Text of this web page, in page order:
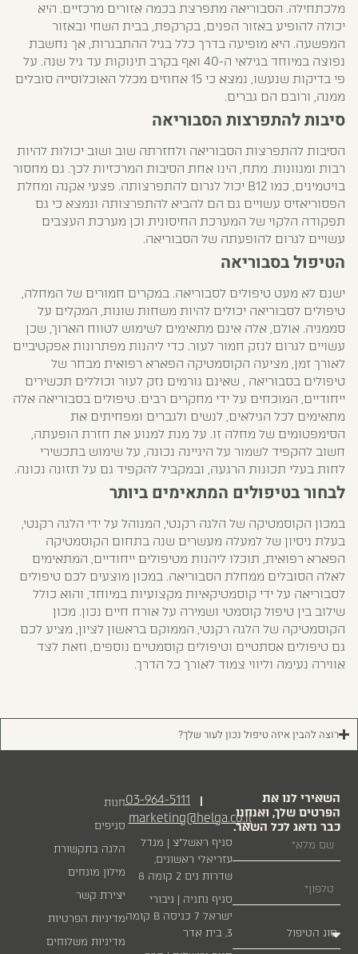
מלכתחילה. הסבוריאה מתפרצת בכמה אזורים מרכזיים. היא
יכולה להופיע באזור הפנים, בקרקפת, בבית השחי ובאזור
המפשעה. היא מופיעה בדרך כלל בגיל ההתבגרות, אך נחשבת
נפוצה במיוחד בגילאי ה-40 ואף בקרב תינוקות עד גיל שנה. על
פי בדיקות שנעשו, נמצא כי 15 אחוזים מכלל האוכלוסייה סובלים
ממנה, ורובם הם גברים.
סיבות להתפרצות הסבוריאה
הסיבות להתפרצות הסבוריאה ולחזרתה שוב ושוב יכולות להיות
רבות ומגוונות. מתח, הינו אחת הסיבות המרכזיות לכך. גם מחסור
בויטמינים, כמו B12 יכול לגרום להתפרצותה. פצעי אקנה ומחלת
הפסוריאזיס עשויים גם הם להביא להתפרצותה ונמצא כי גם
תפקודה הלקוי של המערכת החיסונית וכן מערכת העצבים
עשויים לגרום להופעתה של הסבוריאה.
הטיפול בסבוריאה
ישנם לא מעט טיפולים לסבוריאה. במקרים חמורים של המחלה,
טיפולים לסבוריאה יכולים להיות משחות שונות, המקלים על
סממניה. אולם, אלה אינם מתאימים לשימוש לטווח הארוך, שכן
עשויים לגרום לנזק חמור לעור. כדי ליהנות מפתרונות אפקטיביים
לאורך זמן, מציעה הקוסמטיקה הפארא רפואית מבחר של
טיפולים בסבוריאה , שאינם גורמים נזק לעור וכוללים תכשירים
ייחודיים, המוכחים על ידי מחקרים רבים. טיפולים בסבוריאה אלה
מתאימים לכל הגילאים, לנשים ולגברים ומפחיתים את
הסימפטומים של מחלה זו. על מנת למנוע את חזרת הופעתה,
חשוב להקפיד לשמור על היגיינה נכונה, על שימוש בתכשירי
לחות בעלי תכונות הרגעה, ובמקביל להקפיד גם על תזונה נכונה.
לבחור בטיפולים המתאימים ביותר
במכון הקוסמטיקה של הלגה רקנטי, המנוהל על ידי הלגה רקנטי,
בעלת ניסיון של למעלה מעשרים שנה בתחום הקוסמטיקה
הפארא רפואית, תוכלו ליהנות מטיפולים ייחודיים, המתאימים
לאלה הסובלים ממחלת הסבוריאה. במכון מוצעים לכם טיפולים
לסבוריאה על ידי קוסמטיקאיות מקצועיות במיוחד, והוא כולל
שילוב בין טיפול קוסמטי ושמירה על אורח חיים נכון. מכון
הקוסמטיקה של הלגה רקנטי, הממוקם בראשון לציון, מציע לכם
גם טיפולים אסתטיים וטיפולים קוסמטיים נוספים, וזאת לצד
אווירה נעימה וליווי צמוד לאורך כל הדרך.
רוצה להבין איזה טיפול נכון לעור שלך?
03-964-5111 |
marketing@helga.co.il
סניף ראשל״צ | מגדל
עזריאלי ראשונים,
שדרות נים 2 קומה 8
סניף נתניה | גיבורי
ישראל 7 כניסה B קומה
3, בית אדר
חנות
סניפים
הלגה בתקשורת
מילון מונחים
יצירת קשר
מדיניות הפרטיות
מדיניות משלוחים
השאירי לנו את
הפרטים שלך, ואנחנו
כבר נדאג לכל השאר.